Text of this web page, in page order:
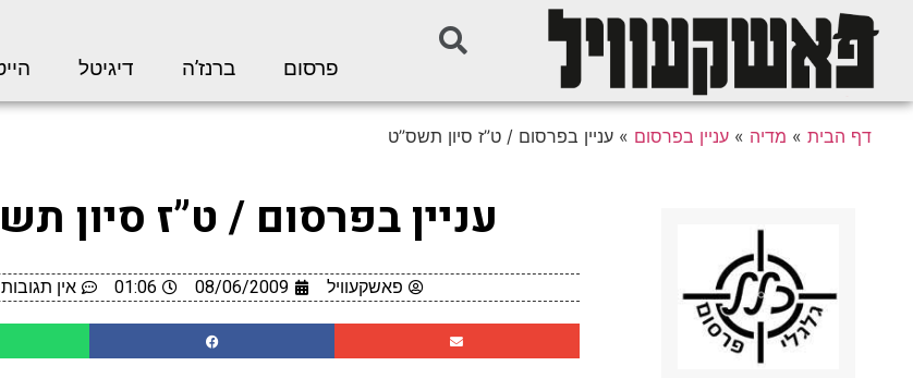
פרסום ברנז’ה דיגיטל
דף הבית » מדיה »עניין בפרסום »עניין בפרסום / ט”ז סיון תשס”ט
עניין בפרסום / ט”ז סיון
פאשקעוויל 08/06/2009
01:06 אין תגובות